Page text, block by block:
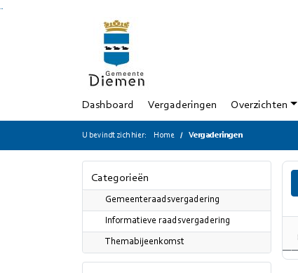
Dashboard Vergaderingen Overzichten
U bevindt zich hier: Home Vergaderingen
Categorieën
Gemeenteraadsvergadering
Informatieve raadsvergadering
Themabijeenkomst